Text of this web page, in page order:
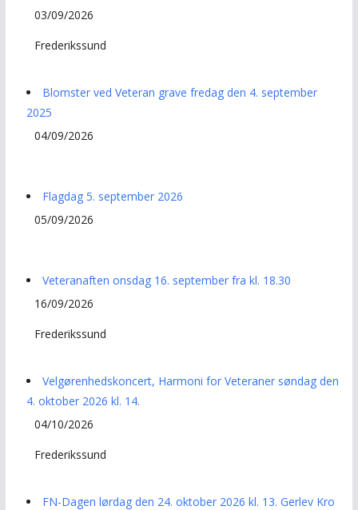
03/09/2026
Frederikssund
Blomster ved Veteran grave fredag den 4. september
2025
04/09/2026
Flagdag 5. september 2026
05/09/2026
Veteranaften onsdag 16. september fra kl. 18.30
16/09/2026
Frederikssund
Velgørenhedskoncert, Harmoni for Veteraner søndag den
4. oktober 2026 kl. 14.
04/10/2026
Frederikssund
FN-Dagen lørdag den 24. oktober 2026 kl. 13. Gerlev Kro